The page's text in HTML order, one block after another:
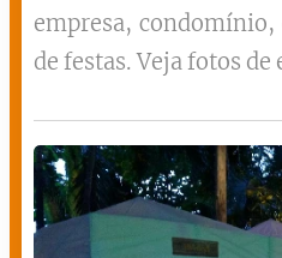
empresa, condomínio,
de festas. Veja fotos